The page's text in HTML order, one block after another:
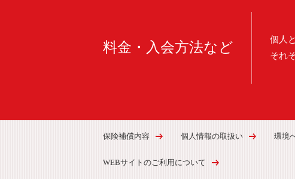
料金・入会方法など
個人
それ
保険補償内容 個人情報の取扱い 環境
WEBサイトのご利用について